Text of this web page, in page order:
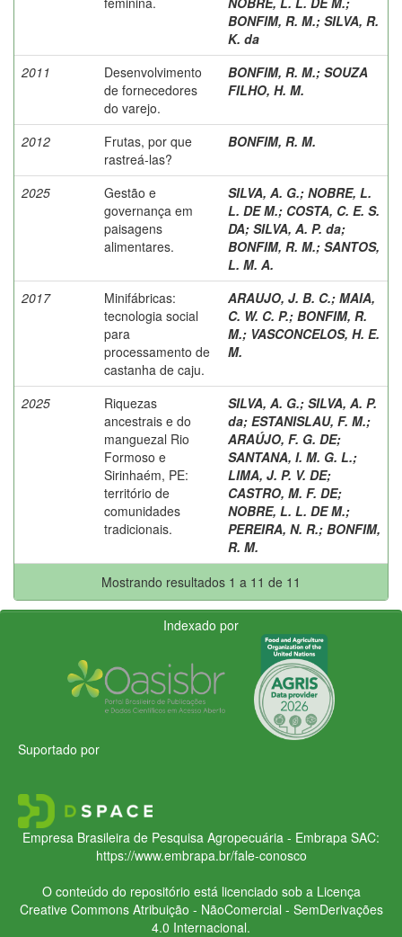
BONFIM, R. M.; SILVA, R.
K. da
2011
Desenvolvimento
de fornecedores
do varejo.
BONFIM, R. M.; SOUZA
FILHO, H. M.
2012
Frutas, por que
rastreá-las?
BONFIM, R. M.
2025
Gestão e
governança em
paisagens
alimentares.
SILVA, A. G.; NOBRE, L.
L. DE M.; COSTA, C. E. S.
DA; SILVA, A. P. da;
BONFIM, R. M.; SANTOS,
L. M. A.
2017
Minifábricas:
tecnologia social
para
processamento de
castanha de caju.
ARAUJO, J. B. C.; MAIA,
C. W. C. P.; BONFIM, R.
M.; VASCONCELOS, H. E.
M.
2025
Riquezas
ancestrais e do
manguezal Rio
Formoso e
Sirinhaém, PE:
território de
comunidades
tradicionais.
SILVA, A. G.; SILVA, A. P.
da; ESTANISLAU, F. M.;
ARAÚJO, F. G. DE;
SANTANA, I. M. G. L.;
LIMA, J. P. V. DE;
CASTRO, M. F. DE;
NOBRE, L. L. DE M.;
PEREIRA, N. R.; BONFIM,
R. M.
Mostrando resultados 1 a 11 de 11
Indexado por
Suportado por
Empresa Brasileira de Pesquisa Agropecuária - Embrapa SAC:
https://www.embrapa.br/fale-conosco
O conteúdo do repositório está licenciado sob a Licença
Creative CommonsAtribuição - NãoComercial - SemDerivações
4.0 Internacional.